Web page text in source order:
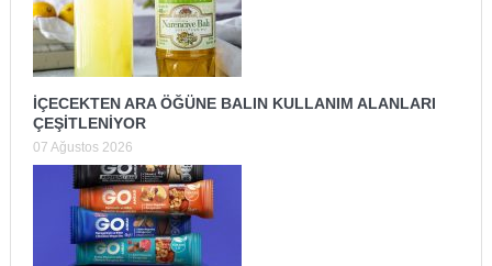
İÇECEKTEN ARA ÖĞÜNE BALIN KULLANIM ALANLARI
ÇEŞİTLENİYOR
07 Ağustos 2026